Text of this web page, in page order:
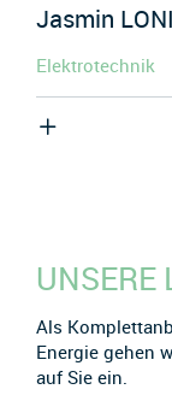
Jasmin
Elektrotechnik
UNSERE
Als
Energie gehen
auf Sie ein.